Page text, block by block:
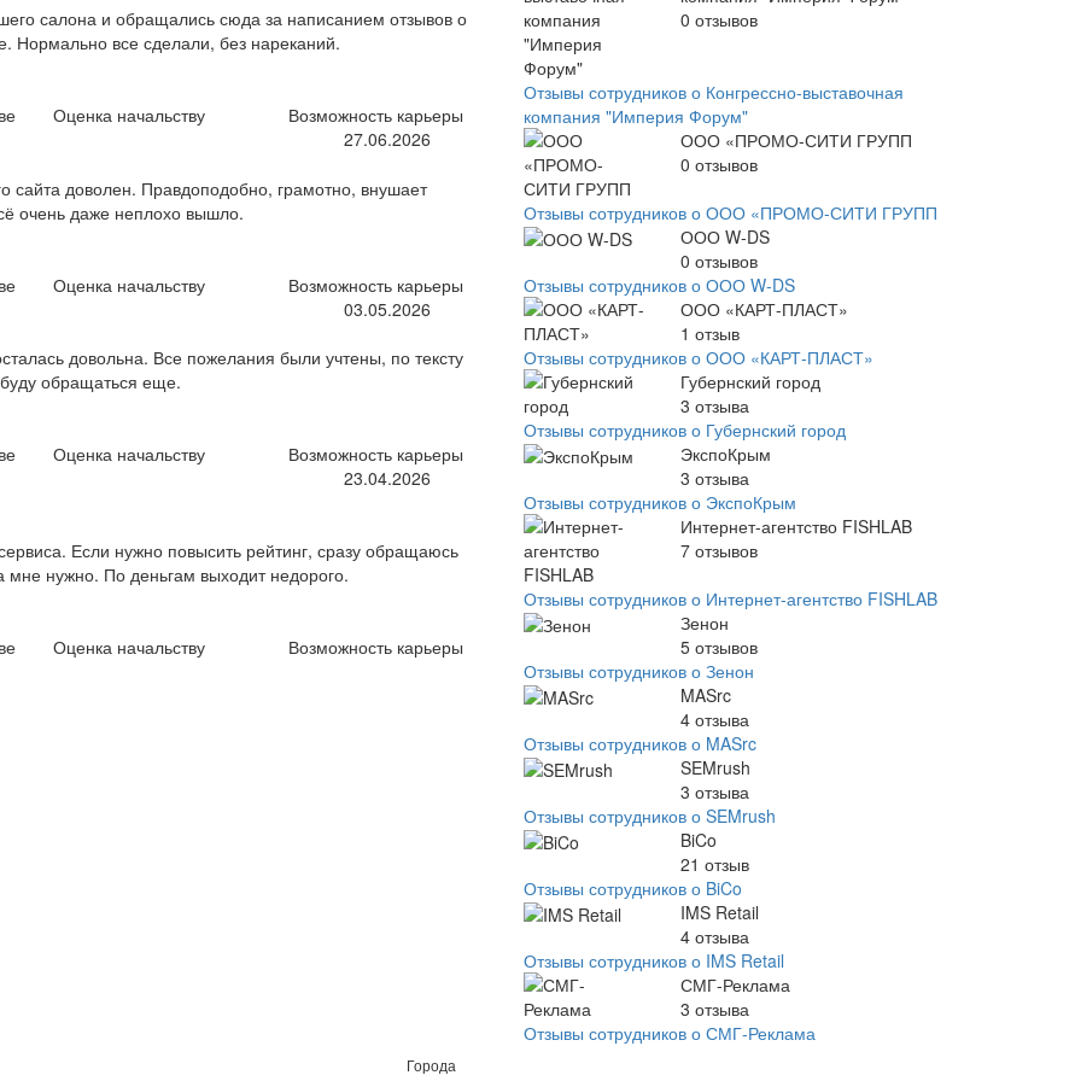
салона и обращались сюда за написанием отзывов о
Нормально все сделали, без нареканий.
Оценка начальству
Возможность карьеры
27.06.2026
сайта доволен. Правдоподобно, грамотно, внушает
очень даже неплохо вышло.
Оценка начальству
Возможность карьеры
03.05.2026
довольна. Все пожелания были учтены, по тексту
обращаться еще.
Оценка начальству
Возможность карьеры
23.04.2026
Если нужно повысить рейтинг, сразу обращаюсь
нужно. По деньгам выходит недорого.
Оценка начальству Возможность карьеры
0 отзывов
Отзывы сотрудников о Конгрессно-выставочная
компания "Империя Форум"
ООО «ПРОМО-СИТИ ГРУПП
0 отзывов
Отзывы сотрудников о ООО «ПРОМО-СИТИ ГРУПП
ООО W-DS
0 отзывов
Отзывы сотрудников о ООО W-DS
ООО «КАРТ-ПЛАСТ»
1 отзыв
Отзывы сотрудников о ООО «КАРТ-ПЛАСТ»
Губернский город
3 отзыва
Отзывы сотрудников о Губернский город
ЭкспоКрым
3 отзыва
Отзывы сотрудников о ЭкспоКрым
Интернет-агентство FISHLAB
7 отзывов
Отзывы сотрудников о Интернет-агентство FISHLAB
Зенон
5 отзывов
Отзывы сотрудников о Зенон
MASrc
4 отзыва
Отзывы сотрудников о MASrc
SEMrush
3 отзыва
Отзывы сотрудников о SEMrush
BiCo
21 отзыв
Отзывы сотрудников о BiCo
IMS Retail
4 отзыва
Отзывы сотрудников о IMS Retail
СМГ-Реклама
3 отзыва
Отзывы сотрудников о СМГ-Реклама
Города